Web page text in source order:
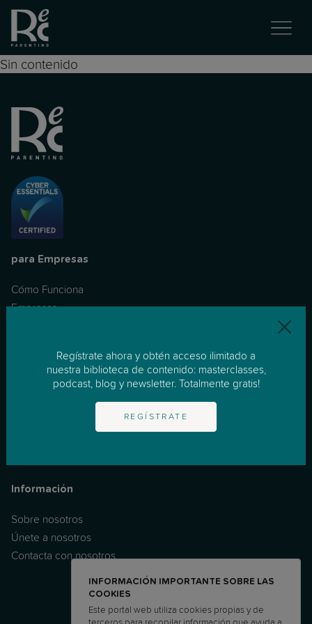
Sin contenido
para Empresas
Cómo Funciona
Empresas
Apoyo Individualizado
Noticias & Consejos
Información
Sobre nosotros
Únete a nosotros
Contacta con nosotros
INFORMACIÓN IMPORTANTE SOBRE LAS
COOKIES
Este portal web utiliza cookies propias y de
Regístrate ahora y obtén acceso ilimitado a
nuestra biblioteca de contenido: masterclasses,
podcast, blog y newsletter. Totalmente gratis!
REGÍSTRATE